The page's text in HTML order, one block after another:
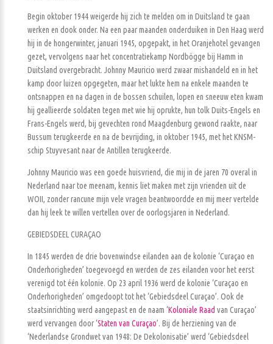
Begin oktober 1944 weigerde hij zich te melden om in Duitsland te gaan
werken en dook onder. Na een paar maanden onderduiken in Den Haag werd
hij in de hongerwinter, januari 1945, opgepakt, in het Oranjehotel gevangen
gezet, vervolgens naar het concentratiekamp Nordbögge bij Hamm in
Duitsland overgebracht. Johnny Mauricio werd zwaar mishandeld en in het
kamp door luizen opgegeten, maar het lukte hem na enkele maanden te
ontsnappen en na dagen in de bossen schuilen, lopen en sneeuw eten kwam
hij geallieerde soldaten tegen met wie hij oprukte, hun tolk Duits-Engels en
Frans-Engels werd, bij gevechten rond Maagdenburg gewond raakte, naar
Bussum terugkeerde en na de bevrijding, in oktober 1945, met het KNSM-
schip Stuyvesant naar de Antillen terugkeerde.
Johnny Mauricio was een goede huisvriend, die mij in de jaren 70 overal in
Nederland naar toe meenam, kennis liet maken met zijn vrienden uit de
WOII, zonder rancune mijn vele vragen beantwoordde en mij meer vertelde
dan hij leek te willen vertellen over de oorlogsjaren in Nederland.
GEBIEDSDEEL CURAÇAO
In 1845 werden de drie bovenwindse eilanden aan de kolonie ‘Curaçao en
Onderhorigheden’ toegevoegd en werden de zes eilanden voor het eerst
verenigd tot één kolonie. Op 23 april 1936 werd de kolonie ‘Curaçao en
Onderhorigheden’ omgedoopt tot het ‘Gebiedsdeel Curaçao’. Ook de
staatsinrichting werd aangepast en de naam ‘Koloniale Raad van Curaçao’
werd vervangen door ‘Staten van Curaçao’. Bij de herziening van de
‘Nederlandse Grondwet van 1948: De Dekolonisatie’ werd ‘Gebiedsdeel